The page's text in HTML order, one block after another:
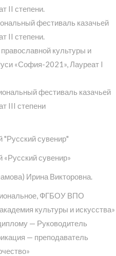
II степени.
фестиваль казачьей
II степени.
культуры и
«София-2021», Лауреат I
фестиваль казачьей
III степени
сувенир"
сувенир»
Ирина Викторовна.
ФГБОУ ВПО
культуры и искусства»
— Руководитель
— преподаватель